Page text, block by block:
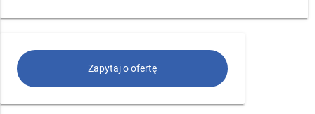
Zapytaj o ofertę